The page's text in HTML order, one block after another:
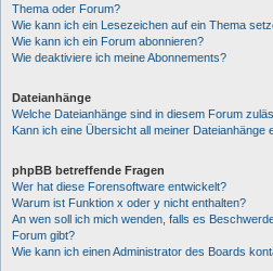
Thema oder Forum?
Wie kann ich ein Lesezeichen auf ein Thema
Wie kann ich ein Forum abonnieren?
Wie deaktiviere ich meine Abonnements?
Dateianhänge
Welche Dateianhänge sind in diesem Forum
Kann ich eine Übersicht all meiner Dateianhänge
phpBB betreffende Fragen
Wer hat diese Forensoftware entwickelt?
Warum ist Funktion x oder y nicht enthalten?
An wen soll ich mich wenden, falls es
Forum gibt?
Wie kann ich einen Administrator des Boards